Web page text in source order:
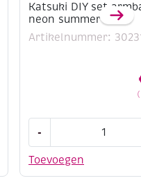
Katsuki DIY set
neon summer mix
Artikelnummer:
Toevoegen
-
set